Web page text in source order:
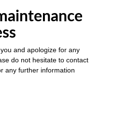
and apologize for any
do not hesitate to contact
any further information